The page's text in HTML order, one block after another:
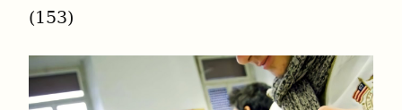
(153)